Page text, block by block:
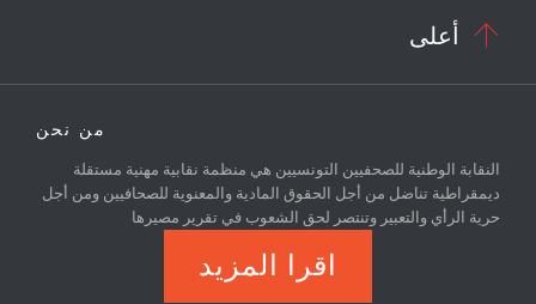
 أعلى
من نحن
النقابة الوطنية للصحفيين التونسيين هي منظمة نقابية مهنية مستقلة
ديمقراطية تناضل من أجل الحقوق المادية والمعنوية للصحافيين ومن أجل
حرية الرأي والتعبير وتنتصر لحق الشعوب في تقرير مصيرها
اقرا المزيد